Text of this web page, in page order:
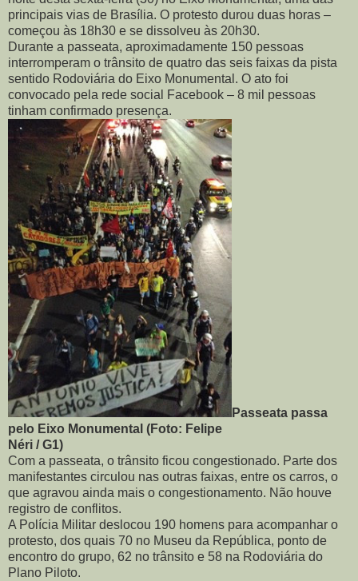
principais vias de Brasília. O protesto durou duas horas –
começou às 18h30 e se dissolveu às 20h30.
Durante a passeata, aproximadamente 150 pessoas
interromperam o trânsito de quatro das seis faixas da pista
sentido Rodoviária do Eixo Monumental. O ato foi
convocado pela rede social Facebook – 8 mil pessoas
tinham confirmado presença.
Passeata passa
pelo Eixo Monumental (Foto: Felipe
Néri / G1)
Com a passeata, o trânsito ficou congestionado. Parte dos
manifestantes circulou nas outras faixas, entre os carros, o
que agravou ainda mais o congestionamento. Não houve
registro de conflitos.
A Polícia Militar deslocou 190 homens para acompanhar o
protesto, dos quais 70 no Museu da República, ponto de
encontro do grupo, 62 no trânsito e 58 na Rodoviária do
Plano Piloto.